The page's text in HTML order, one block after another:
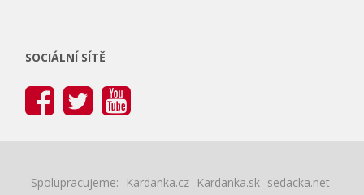
SOCIÁLNÍ SÍTĚ
Spolupracujeme: Kardanka.cz Kardanka.sk sedacka.net